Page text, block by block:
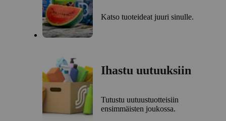
Katso tuoteideat juuri sinulle.
Ihastu uutuuksiin
Tutustu uutuustuotteisiin
ensimmäisten joukossa.